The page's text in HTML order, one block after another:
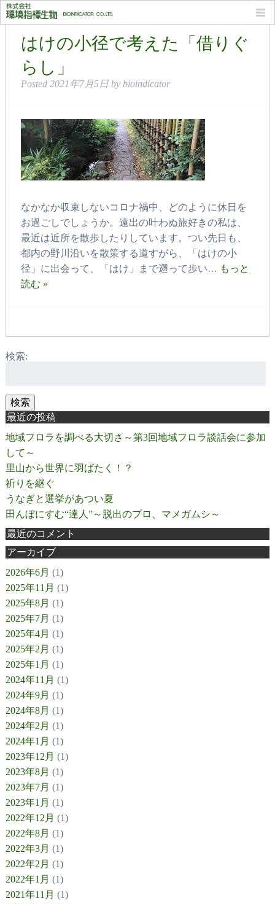
月別: 2021年7月
はけの小径で考えた「借りぐ
らし」
Posted 2021年7月5日 by bioindicator
なかなか収束しないコロナ禍中、どのように休日を
お過ごしでしょうか。遠出の叶わぬ旅好きの私は、
最近は近所を散歩したりしています。つい先日も、
都内の野川沿いを散策する道すがら、「はけの小
径」に出会って、「はけ」まで遡って歩い… もっと
読む »
検索:
検索
最近の投稿
地域フロラを調べる大切さ～第3回地域フロラ談話会に参加
して～
里山から世界に羽ばたく！？
祈りを継ぐ
うなぎと選挙があつい夏
田んぼにすむ“達人”～脱出のプロ、マメガムシ～
最近のコメント
アーカイブ
2026年6月 (1)
2025年11月 (1)
2025年8月 (1)
2025年7月 (1)
2025年4月 (1)
2025年2月 (1)
2025年1月 (1)
2024年11月 (1)
2024年9月 (1)
2024年8月 (1)
2024年2月 (1)
2024年1月 (1)
2023年12月 (1)
2023年8月 (1)
2023年7月 (1)
2023年1月 (1)
2022年12月 (1)
2022年8月 (1)
2022年3月 (1)
2022年2月 (1)
2022年1月 (1)
2021年11月 (1)